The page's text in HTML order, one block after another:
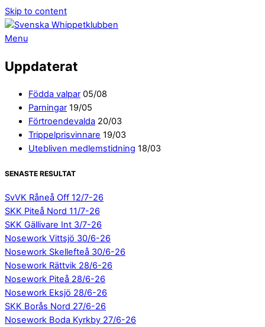
Skip to content
Menu
Uppdaterat
Födda valpar 05/08
Parningar 19/05
Förtroendevalda 20/03
Trippelprisvinnare 19/03
Utebliven medlemstidning 18/03
SENASTE RESULTAT
SvVK Råneå Off 12/7-26
SKK Piteå Nord 11/7-26
SKK Gällivare Int 3/7-26
Nosework Vittsjö 30/6-26
Nosework Skellefteå 30/6-26
Nosework Rättvik 28/6-26
Nosework Piteå 28/6-26
Nosework Eksjö 28/6-26
SKK Borås Nord 27/6-26
Nosework Boda Kyrkby 27/6-26